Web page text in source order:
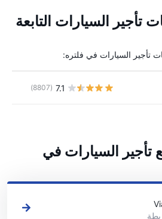
السيارات التابعة
تأجير السيارات في فلتره:
7.1
(8807)
تأجير السيارات في
الرئيسية لدينا في فلتره